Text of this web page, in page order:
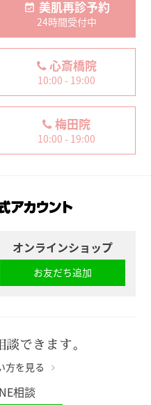
美肌再診予約
24時間受付中
心斎橋院
10:00 - 19:00
梅田院
10:00 - 19:00
オンラインショップ
お友だち追加
できます。
方を見る
相談